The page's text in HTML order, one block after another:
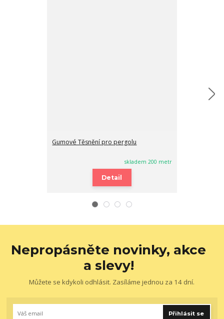
Gumové Těsnění pro pergolu
skladem 200 metr
Detail
Nepropásněte novinky, akce
a slevy!
Můžete se kdykoli odhlásit. Zasíláme jednou za 14 dní.
Přihlásit se